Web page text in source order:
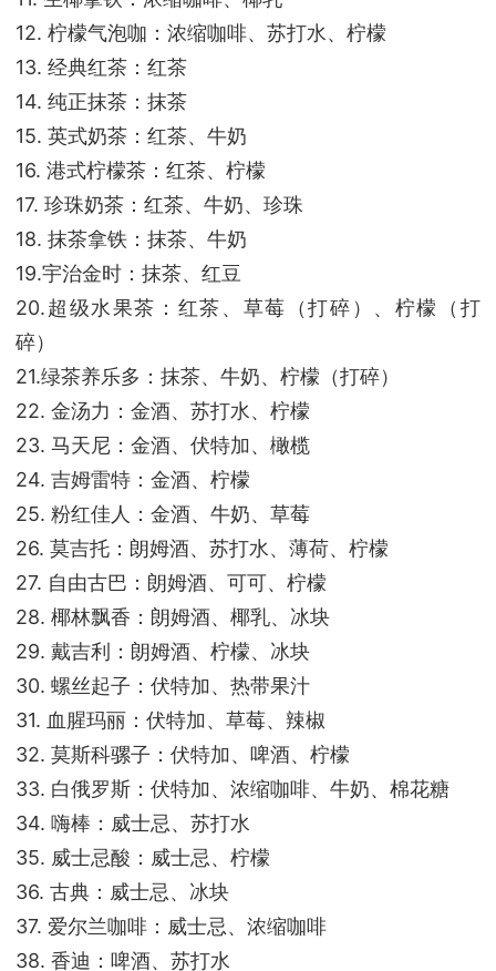
12. 柠檬气泡咖：浓缩咖啡、苏打水、柠檬
13. 经典红茶：红茶
14. 纯正抹茶：抹茶
15. 英式奶茶：红茶、牛奶
16. 港式柠檬茶：红茶、柠檬
17. 珍珠奶茶：红茶、牛奶、珍珠
18. 抹茶拿铁：抹茶、牛奶
19.宇治金时：抹茶、红豆
20.超级水果茶：红茶、草莓（打碎）、柠檬（打
碎）
21.绿茶养乐多：抹茶、牛奶、柠檬（打碎）
22. 金汤力：金酒、苏打水、柠檬
23. 马天尼：金酒、伏特加、橄榄
24. 吉姆雷特：金酒、柠檬
25. 粉红佳人：金酒、牛奶、草莓
26. 莫吉托：朗姆酒、苏打水、薄荷、柠檬
27. 自由古巴：朗姆酒、可可、柠檬
28. 椰林飘香：朗姆酒、椰乳、冰块
29. 戴吉利：朗姆酒、柠檬、冰块
30. 螺丝起子：伏特加、热带果汁
31. 血腥玛丽：伏特加、草莓、辣椒
32. 莫斯科骡子：伏特加、啤酒、柠檬
33. 白俄罗斯：伏特加、浓缩咖啡、牛奶、棉花糖
34. 嗨棒：威士忌、苏打水
35. 威士忌酸：威士忌、柠檬
36. 古典：威士忌、冰块
37. 爱尔兰咖啡：威士忌、浓缩咖啡
38. 香迪：啤酒、苏打水